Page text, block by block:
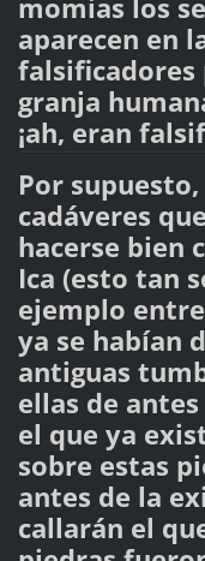
momias los
aparecen en
falsificadores
granja
¡ah, eran
Por
cadáveres
hacerse bien
Ica (esto tan
ejemplo
ya se habían
antiguas
ellas de
el que ya
sobre estas
antes de la
callarán el